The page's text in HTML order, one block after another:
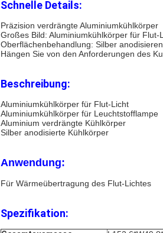
Schnelle Details:
Präzision verdrängte Aluminiumkühlkörper
Großes Bild: Aluminiumkühlkörper für Flut-
Oberflächenbehandlung: Silber anodisieren
Hängen Sie von den Anforderungen des
Beschreibung:
Aluminiumkühlkörper für Flut-Licht
Aluminiumkühlkörper für Leuchtstofflampe
Aluminium verdrängte Kühlkörper
Silber anodisierte Kühlkörper
Anwendung:
Für Wärmeübertragung des Flut-Lichtes
Spezifikation: